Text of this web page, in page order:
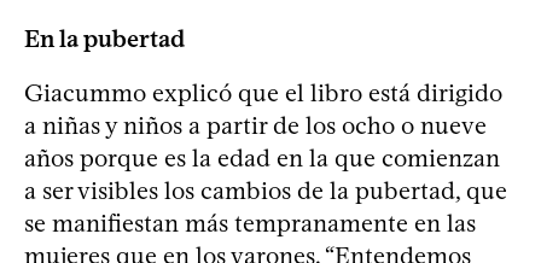
En la pubertad
Giacummo explicó que el libro está dirigido
a niñas y niños a partir de los ocho o nueve
años porque es la edad en la que comienzan
a ser visibles los cambios de la pubertad, que
se manifiestan más tempranamente en las
mujeres que en los varones. “Entendemos